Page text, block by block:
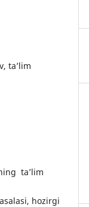
ta’lim
ta’lim
hozirgi